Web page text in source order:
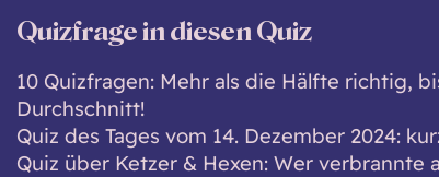
Quizfrage in diesen Quiz
10 Quizfragen: Mehr als die Hälfte richtig,
Durchschnitt!
Quiz des Tages vom 14. Dezember 2024:
Quiz über Ketzer & Hexen: Wer verbrannte